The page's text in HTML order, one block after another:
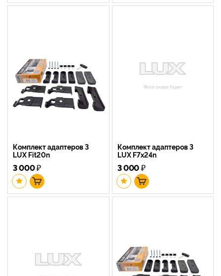
Комплект адаптеров 3
LUX Fit20n
3 000₽
Комплект адаптеров 3
LUX F7x24n
3 000₽